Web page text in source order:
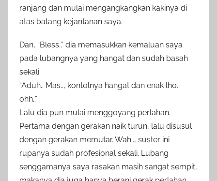
ranjang dan mulai mengangkangkan kakinya di
atas batang kejantanan saya.
Dan, “Bless..” dia memasukkan kemaluan saya
pada lubangnya yang hangat dan sudah basah
sekali.
“Aduh.. Mas.., kontolnya hangat dan enak lho..
ohh..”
Lalu dia pun mulai menggoyang perlahan.
Pertama dengan gerakan naik turun, lalu disusul
dengan gerakan memutar. Wah.., suster ini
rupanya sudah profesional sekali. Lubang
senggamanya saya rasakan masih sangat sempit,